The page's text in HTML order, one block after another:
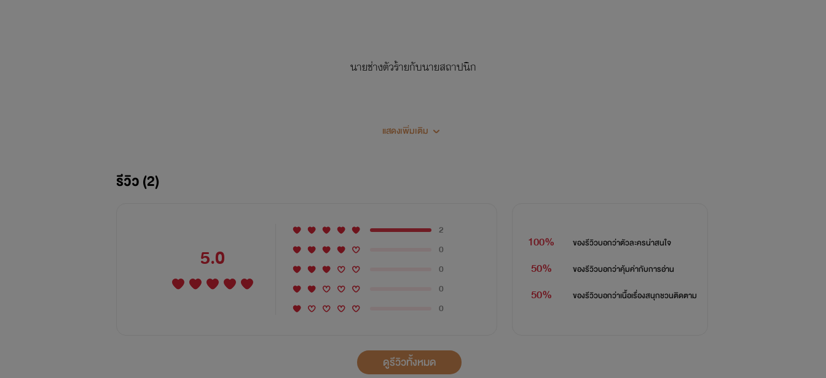
นายช่างตัวร้ายกับนายสถาปนิก
"จะเกิดอะไรขึ้นเมื่อ คนที่ไม่ลงรอยกัน"
"ได้มาร่วมงานด้วยกัน"
แสดงเพิ่มเติม
รีวิว (2)
5.0
2
0
0
0
0
100% ของรีวิวบอกว่าตัวละครน่าสนใจ
50% ของรีวิวบอกว่าคุ้มค่ากับการอ่าน
50% ของรีวิวบอกว่าเนื้อเรื่องสนุกชวนติดตาม
ดูรีวิวทั้งหมด